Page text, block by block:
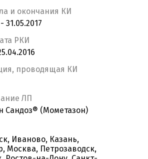
и окончания КИ
31.05.2017
РКИ
проводящая КИ
ЛП
Сандоз® (Мометазон)
Иваново, Казань,
Москва, Петрозаводск,